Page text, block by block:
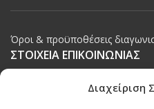
Διαχείριση
Όροι & προϋποθέσεις
ΣΤΟΙΧΕΙΑ ΕΠΙΚΟΙΝΩΝΙΑΣ
Παπαναστασίου 209,